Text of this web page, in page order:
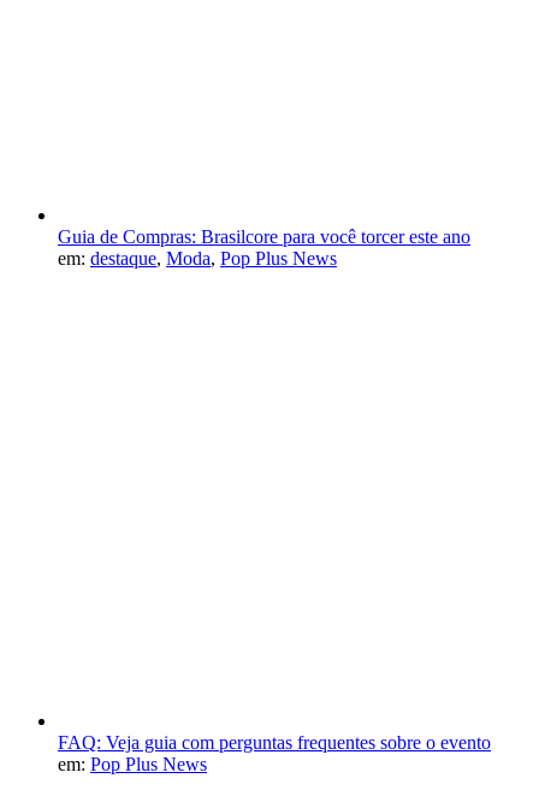
Guia de Compras: Brasilcore para você torcer este ano
em: destaque, Moda, Pop Plus News
FAQ: Veja guia com perguntas frequentes sobre o evento
em: Pop Plus News